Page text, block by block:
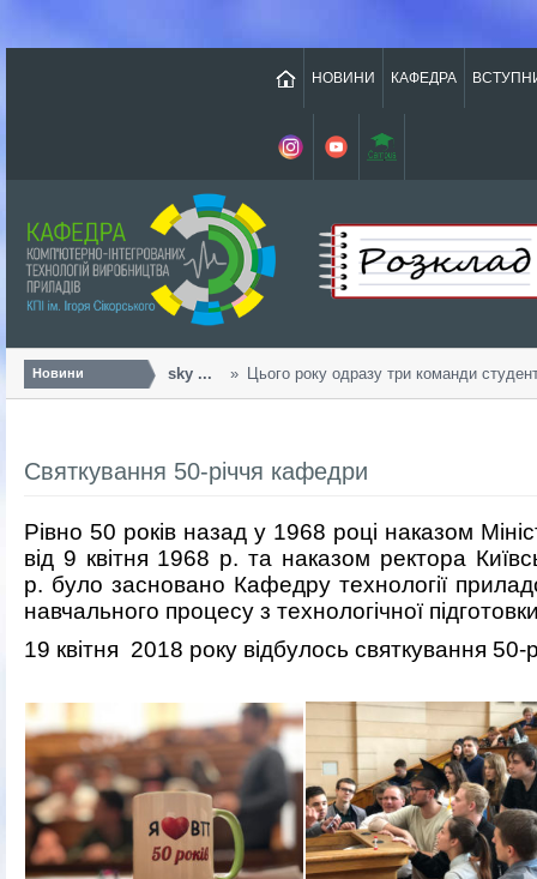
НОВИНИ КАФЕДРА
Новини
Урожайний «Sikorsky ... Цього року одразу три команди
Cвяткування 50-річчя кафедри
Рівно 50 років назад у 1968 році наказом
від 9 квітня 1968 р. та наказом ректора
р. було засновано Кафедру технології
навчального процесу з технологічної
19 квітня 2018 року відбулось святкування